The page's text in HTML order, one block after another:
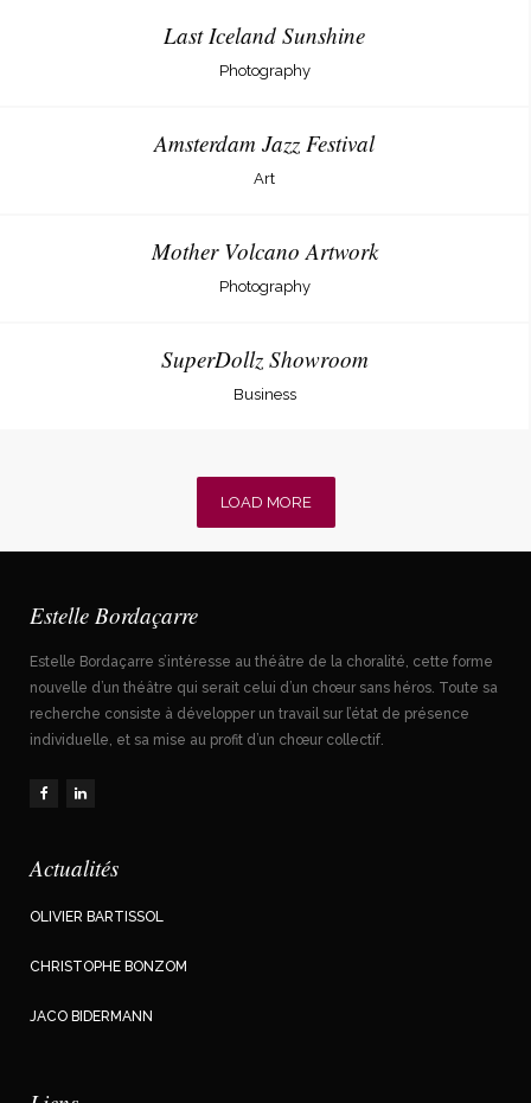
Last Iceland Sunshine
Photography
Amsterdam Jazz Festival
Art
Mother Volcano Artwork
Photography
SuperDollz Showroom
Business
LOAD MORE
Estelle Bordaçarre
Estelle Bordaçarre s’intéresse au théâtre de la choralité, cette forme
nouvelle d’un théâtre qui serait celui d’un chœur sans héros. Toute sa
recherche consiste à développer un travail sur l’état de présence
individuelle, et sa mise au profit d’un chœur collectif.
Actualités
OLIVIER BARTISSOL
CHRISTOPHE BONZOM
JACO BIDERMANN